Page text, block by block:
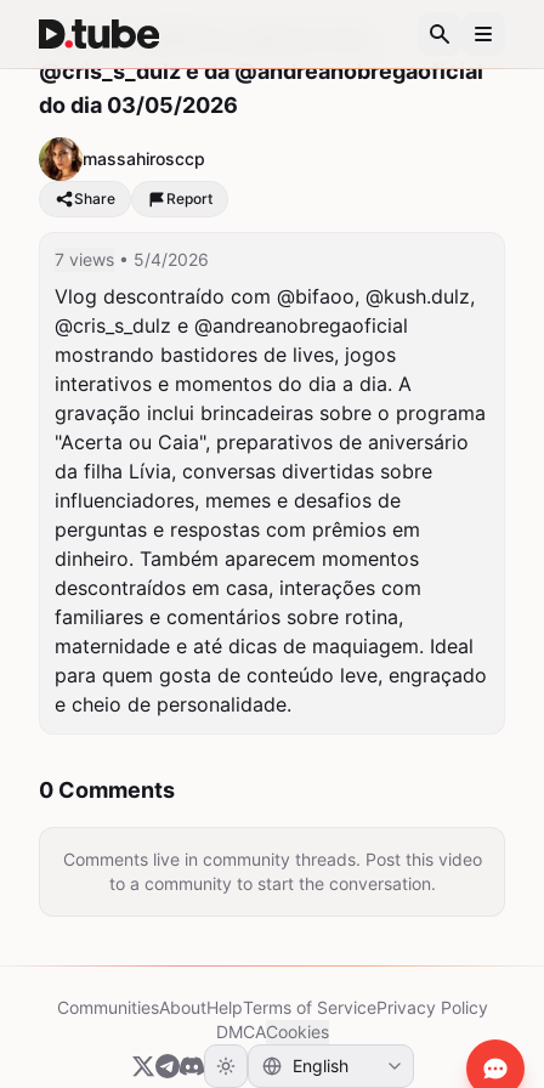
Stories da @bifaoo, @kush.dulz ,
@cris_s_dulz e da @andreanobregaoficial
do dia 03/05/2026
massahirosccp
Share Report
7 views • 5/4/2026
Vlog descontraído com @bifaoo, @kush.dulz,
@cris_s_dulz e @andreanobregaoficial
mostrando bastidores de lives, jogos
interativos e momentos do dia a dia. A
gravação inclui brincadeiras sobre o programa
"Acerta ou Caia", preparativos de aniversário
da filha Lívia, conversas divertidas sobre
influenciadores, memes e desafios de
perguntas e respostas com prêmios em
dinheiro. Também aparecem momentos
descontraídos em casa, interações com
familiares e comentários sobre rotina,
maternidade e até dicas de maquiagem. Ideal
para quem gosta de conteúdo leve, engraçado
e cheio de personalidade.
0 Comments
Comments live in community threads. Post this video
to a community to start the conversation.
CommunitiesAboutHelpTerms of ServicePrivacy Policy
DMCACookies